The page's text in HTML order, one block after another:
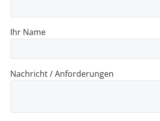
Ihr Name
Nachricht / Anforderungen